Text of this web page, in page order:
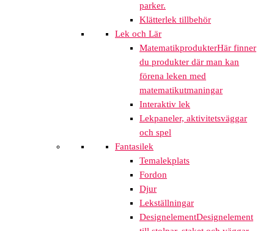
parker.
Klätterlek tillbehör
Lek och Lär
MatematikprodukterHär finner
du produkter där man kan
förena leken med
matematikutmaningar
Interaktiv lek
Lekpaneler, aktivitetsväggar
och spel
Fantasilek
Temalekplats
Fordon
Djur
Lekställningar
DesignelementDesignelement